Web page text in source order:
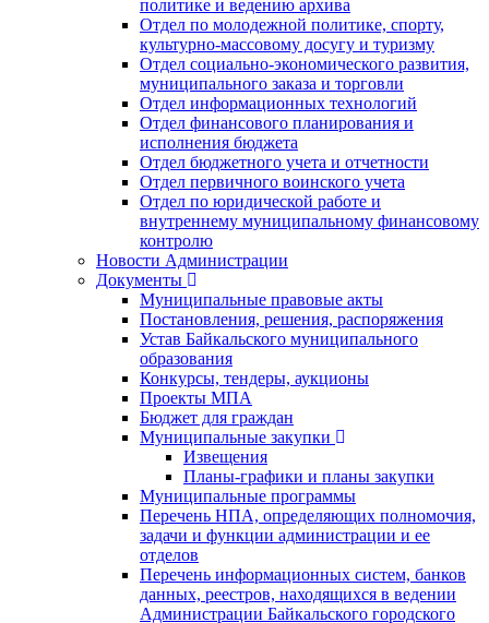
политике и ведению архива
Отдел по молодежной политике, спорту,
культурно-массовому досугу и туризму
Отдел социально-экономического развития,
муниципального заказа и торговли
Отдел информационных технологий
Отдел финансового планирования и
исполнения бюджета
Отдел бюджетного учета и отчетности
Отдел первичного воинского учета
Отдел по юридической работе и
внутреннему муниципальному финансовому
контролю
Новости Администрации
Документы
Муниципальные правовые акты
Постановления, решения, распоряжения
Устав Байкальского муниципального
образования
Конкурсы, тендеры, аукционы
Проекты МПА
Бюджет для граждан
Муниципальные закупки
Извещения
Планы-графики и планы закупки
Муниципальные программы
Перечень НПА, определяющих полномочия,
задачи и функции администрации и ее
отделов
Перечень информационных систем, банков
данных, реестров, находящихся в ведении
Администрации Байкальского городского